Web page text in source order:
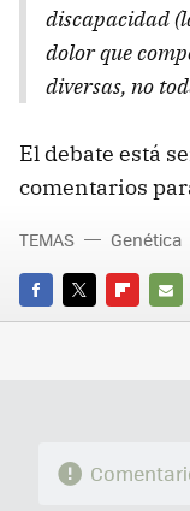
discapacidad
dolor que
diversas, no
El debate está
comentarios
FACEBOOK
TWITTER
E-
TEMAS Genética